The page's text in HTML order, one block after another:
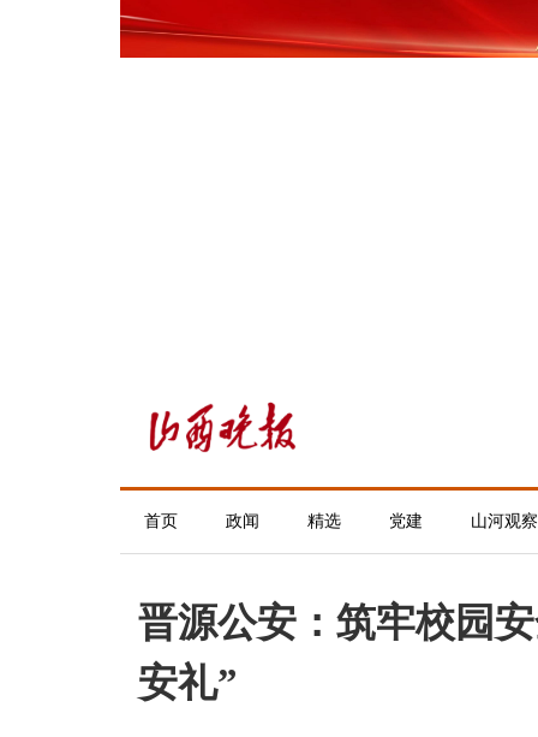
首页 政闻 精选 党建 山河观察
晋源公安：筑牢校园
安礼”